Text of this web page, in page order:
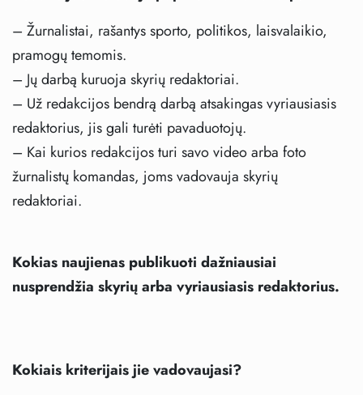
– Žurnalistai, rašantys sporto, politikos, laisvalaikio,
pramogų temomis.
– Jų darbą kuruoja skyrių redaktoriai.
– Už redakcijos bendrą darbą atsakingas vyriausiasis
redaktorius, jis gali turėti pavaduotojų.
– Kai kurios redakcijos turi savo video arba foto
žurnalistų komandas, joms vadovauja skyrių
redaktoriai.
Kokias naujienas publikuoti dažniausiai
nusprendžia skyrių arba vyriausiasis redaktorius.
Kokiais kriterijais jie vadovaujasi?